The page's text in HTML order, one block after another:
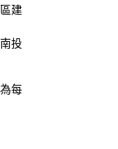
建
投
每